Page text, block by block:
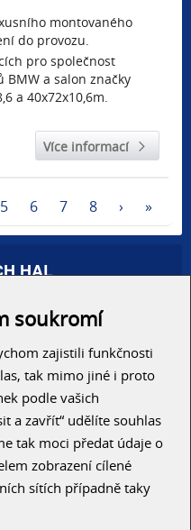
montovaného
do provozu.
pro společnost
BMW a salon značky
a 40x72x10,6m.
Více informací
5 6 7 8 › »
HAL
soukromí
zajistili funkčnosti
tak mimo jiné i proto
podle vašich
a zavřít“ udělíte souhlas
tak moci předat údaje o
zobrazení cílené
sítích případně taky